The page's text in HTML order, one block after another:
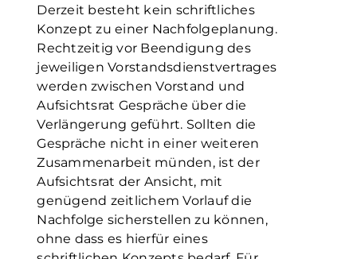
Derzeit besteht kein schriftliches
Konzept zu einer Nachfolgeplanung.
Rechtzeitig vor Beendigung des
jeweiligen Vorstandsdienstvertrages
werden zwischen Vorstand und
Aufsichtsrat Gespräche über die
Verlängerung geführt. Sollten die
Gespräche nicht in einer weiteren
Zusammenarbeit münden, ist der
Aufsichtsrat der Ansicht, mit
genügend zeitlichem Vorlauf die
Nachfolge sicherstellen zu können,
ohne dass es hierfür eines